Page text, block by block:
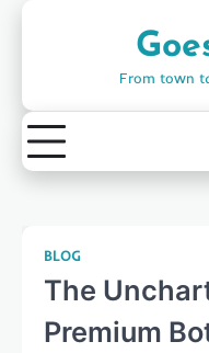
From town
BLOG
The
Premium